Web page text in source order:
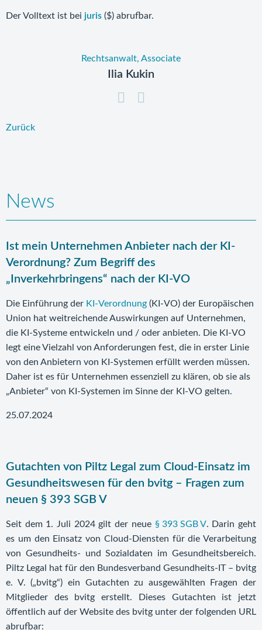
Der Volltext ist bei juris ($) abrufbar.
Rechtsanwalt, Associate
Ilia Kukin
Zurück
News
Ist mein Unternehmen Anbieter nach der KI-
Verordnung? Zum Begriff des
„Inverkehrbringens“ nach der KI-VO
Die Einführung der KI-Verordnung (KI-VO) der Europäischen
Union hat weitreichende Auswirkungen auf Unternehmen,
die KI-Systeme entwickeln und / oder anbieten. Die KI-VO
legt eine Vielzahl von Anforderungen fest, die in erster Linie
von den Anbietern von KI-Systemen erfüllt werden müssen.
Daher ist es für Unternehmen essenziell zu klären, ob sie als
„Anbieter“ von KI-Systemen im Sinne der KI-VO gelten.
25.07.2024
Gutachten von Piltz Legal zum Cloud-Einsatz im
Gesundheitswesen für den bvitg – Fragen zum
neuen § 393 SGB V
Seit dem 1. Juli 2024 gilt der neue § 393 SGB V. Darin geht
es um den Einsatz von Cloud-Diensten für die Verarbeitung
von Gesundheits- und Sozialdaten im Gesundheitsbereich.
Piltz Legal hat für den Bundesverband Gesundheits-IT – bvitg
e. V. („bvitg“) ein Gutachten zu ausgewählten Fragen der
Mitglieder des bvitg erstellt. Dieses Gutachten ist jetzt
öffentlich auf der Website des bvitg unter der folgenden URL
abrufbar: